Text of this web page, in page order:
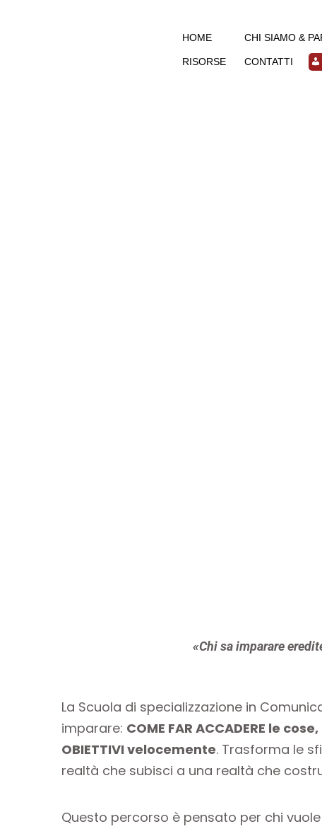
HOME CHI SIAMO &
RISORSE CONTATTI
«Chi sa imparare
La Scuola di specializzazione in
imparare: COME FAR ACCADERE le
OBIETTIVI velocemente. Trasforma le
realtà che subisci a una realtà che
Questo percorso è pensato per chi